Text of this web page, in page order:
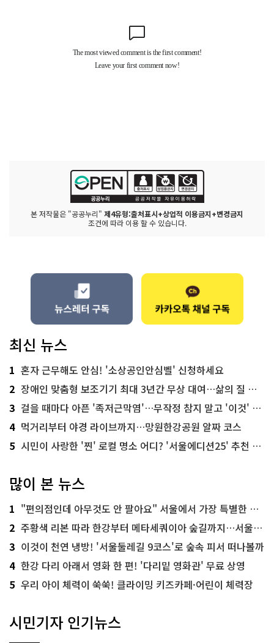
본 저작물은 "공공누리" 제4유형:출처표시+상업적 이용금지+변경금지
조건에 따라 이용 할 수 있습니다.
최신 뉴스
1 혼자 근무해도 안심! '소상공인안심벨' 신청하세요
2 장애인 맞춤형 보조기기 최대 3년간 무상 대여…삶의 질 높인다
3 걸을 때마다 아픈 '족저근막염'…무작정 참지 말고 '이것' 해보세요!
4 먹거리부터 야경 라이브까지…망원한강공원 알짜 코스
5 시민이 사랑한 '찐' 로컬 명소 어디? '서울에디션25' 추천 코스
많이 본 뉴스
1 "편의점인데 아무것도 안 팔아요" 서울에서 가장 특별한 편의점의 정체
2 주황색 리본 따라 한강부터 메타세쿼이아 숲길까지…서울둘레길 15코스
3 이것이 천연 냉방! '서울둘레길 9코스'로 숲속 피서 떠나볼까
4 한강 다리 아래서 영화 한 편! '다리밑 영화관' 무료 상영
5 우리 아이 체력이 쑥쑥! 클라이밍 키즈카페·어린이 체력장
시민기자 인기뉴스